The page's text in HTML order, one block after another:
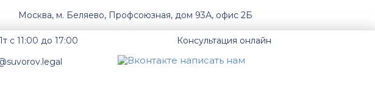
Москва, м. Беляево, Профсоюзная, дом 93А, офис 2Б
с 11:00 до 17:00
Консультация онлайн